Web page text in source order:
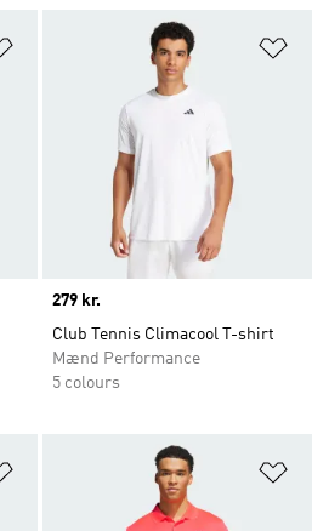
Føj til ønskeliste
Price
279 kr.
Club Tennis Climacool T-shirt
Mænd Performance
5 colours
Føj til ønskeliste